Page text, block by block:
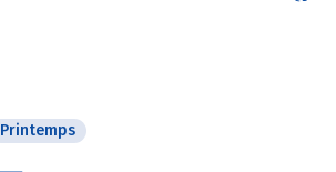
Printemps